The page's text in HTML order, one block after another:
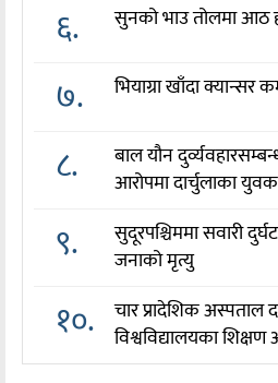
६. सुनको भाउ तोलमा आठ
७. भियाग्रा खाँदा क्यान्सर
८.
बाल यौन
आरोपमा दार्चुलाका
९.
सुदूरपश्चिममा सवारी
जनाको मृत्यु
१०.
चार प्रादेशिक अस्पताल
विश्वविद्यालयका